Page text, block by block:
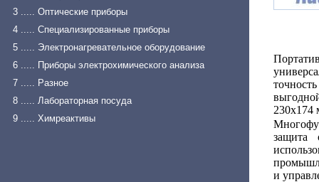
3 ..... Оптические приборы
4 ..... Специализированные приборы
5 ..... Электронагревательное оборудование
6 ..... Приборы электрохимического анализа
7 ..... Разное
8 ..... Лабораторная посуда
9 ..... Химреактивы
230x174
защита
и